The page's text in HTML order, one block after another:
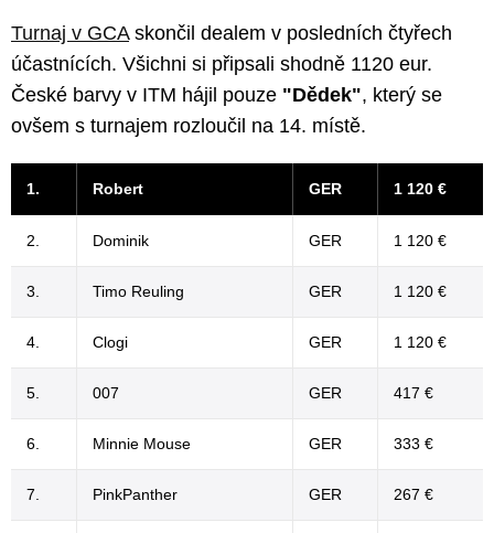
Turnaj v GCAskončil dealem v posledních čtyřech
účastnících. Všichni si připsali shodně 1120 eur.
České barvy v ITM hájil pouze "Dědek", který se
ovšem s turnajem rozloučil na 14. místě.
1. Robert GER 1 120 €
2. Dominik GER 1 120 €
3. Timo Reuling GER 1 120 €
4. Clogi GER 1 120 €
5. 007 GER 417 €
6. Minnie Mouse GER 333 €
7. PinkPanther GER 267 €